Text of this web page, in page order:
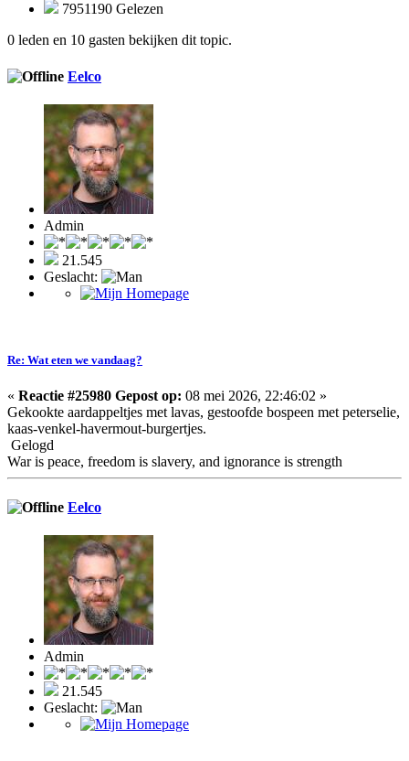
7951190 Gelezen
0 leden en 10 gasten bekijken dit topic.
Eelco
Admin
21.545
Geslacht:
Re: Wat eten we vandaag?
« Reactie #25980 Gepost op: 08 mei 2026, 22:46:02 »
Gekookte aardappeltjes met lavas, gestoofde bospeen met peterselie,
kaas-venkel-havermout-burgertjes.
Gelogd
War is peace, freedom is slavery, and ignorance is strength
Eelco
Admin
21.545
Geslacht: